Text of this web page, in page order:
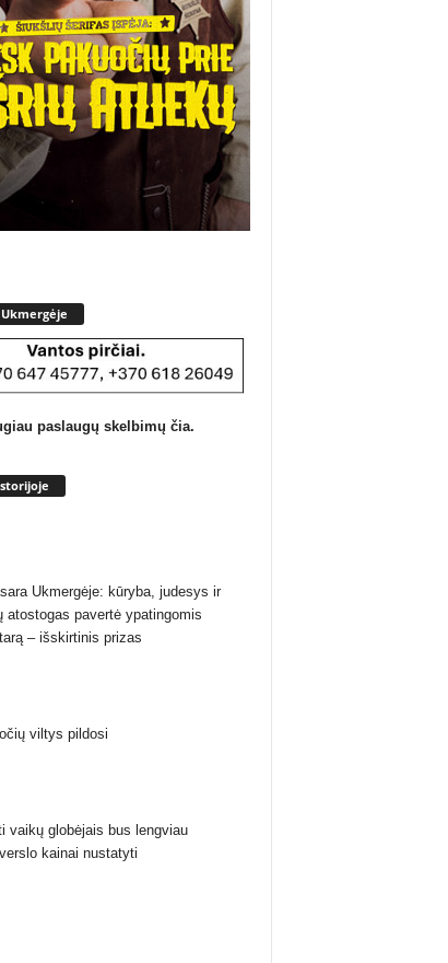
Ukmergėje
paslaugų skelbimų čia.
Ukmergėje: kūryba, judesys ir
atostogas pavertė ypatingomis
– išskirtinis prizas
viltys pildosi
vaikų globėjais bus lengviau
kainai nustatyti